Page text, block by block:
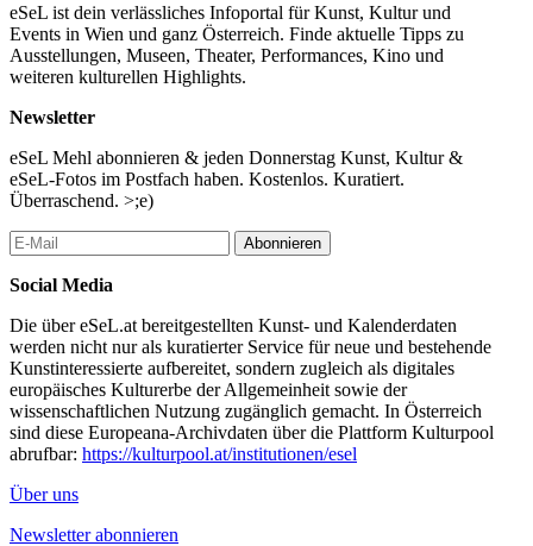
eSeL ist dein verlässliches Infoportal für Kunst, Kultur und
Events in Wien und ganz Österreich. Finde aktuelle Tipps zu
Ausstellungen, Museen, Theater, Performances, Kino und
weiteren kulturellen Highlights.
Newsletter
eSeL Mehl abonnieren & jeden Donnerstag Kunst, Kultur &
eSeL-Fotos im Postfach haben. Kostenlos. Kuratiert.
Überraschend. >;e)
Abonnieren
Social Media
Die über eSeL.at bereitgestellten Kunst- und Kalenderdaten
werden nicht nur als kuratierter Service für neue und bestehende
Kunstinteressierte aufbereitet, sondern zugleich als digitales
europäisches Kulturerbe der Allgemeinheit sowie der
wissenschaftlichen Nutzung zugänglich gemacht. In Österreich
sind diese Europeana-Archivdaten über die Plattform Kulturpool
abrufbar: https://kulturpool.at/institutionen/esel
Über uns
Newsletter abonnieren